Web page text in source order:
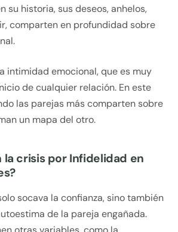
su historia, sus deseos, anhelos,
comparten en profundidad sobre
intimidad emocional, que es muy
de cualquier relación. En este
las parejas más comparten sobre
un mapa del otro.
la crisis por Infidelidad en
socava la confianza, sino también
de la pareja engañada.